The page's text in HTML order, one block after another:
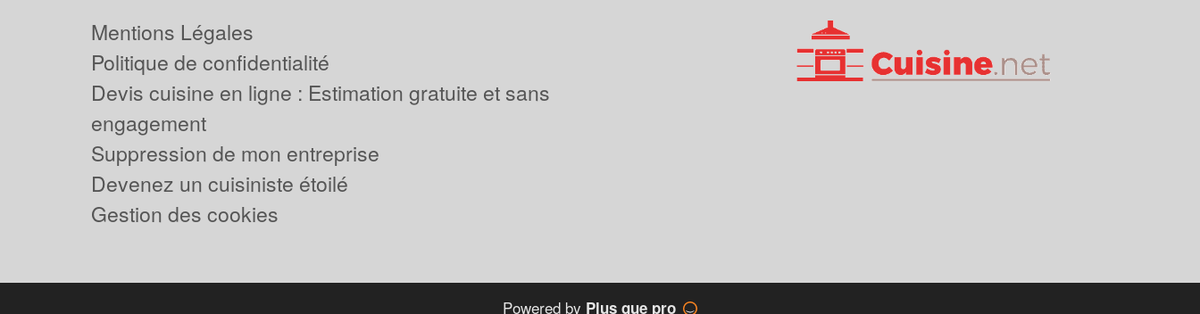
Mentions Légales
Politique de confidentialité
Devis cuisine en ligne : Estimation gratuite et sans
engagement
Suppression de mon entreprise
Devenez un cuisiniste étoilé
Gestion des cookies
Powered by Plus que pro